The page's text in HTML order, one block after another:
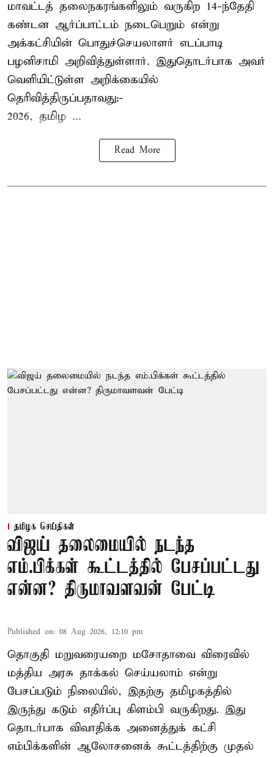
மாவட்டத் தலைநகரங்களிலும் வருகிற 14-ந்தேதி
கண்டன ஆர்ப்பாட்டம் நடைபெறும் என்று
அக்கட்சியின் பொதுச்செயலாளர் எடப்பாடி
பழனிசாமி அறிவித்துள்ளார். இதுதொடர்பாக அவர்
வெளியிட்டுள்ள அறிக்கையில்
தெரிவித்திருப்பதாவது:-
2026, தமிழ ...
Read More
தமிழக செய்திகள்
விஜய் தலைமையில் நடந்த
எம்.பிக்கள் கூட்டத்தில் பேசப்பட்டது
என்ன? திருமாவளவன் பேட்டி
Published on: 08 Aug 2026, 12:10 pm
தொகுதி மறுவரையறை மசோதாவை விரைவில்
மத்திய அரசு தாக்கல் செய்யலாம் என்று
பேசப்படும் நிலையில், இதற்கு தமிழகத்தில்
இருந்து கடும் எதிர்ப்பு கிளம்பி வருகிறது. இது
தொடர்பாக விவாதிக்க அனைத்துக் கட்சி
எம்பிக்களின் ஆலோசனைக் கூட்டத்திற்கு முதல்